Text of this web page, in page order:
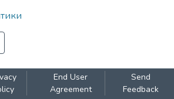
End User
Agreement
Send
Feedback